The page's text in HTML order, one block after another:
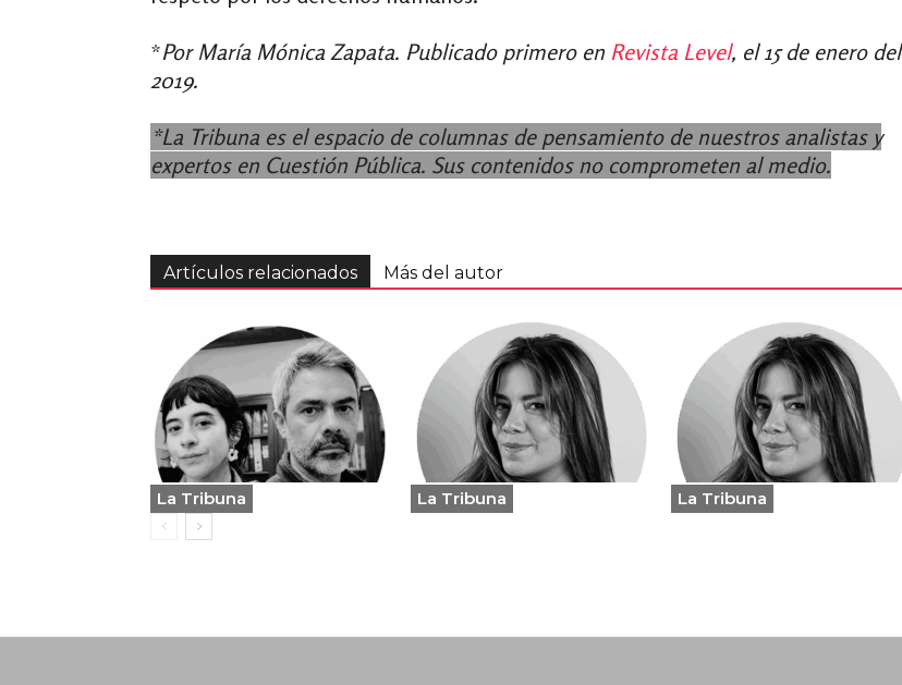
*Por María Mónica Zapata. Publicado primero en Revista Level, el 15 de enero del
2019.
*La Tribuna es el espacio de columnas de pensamiento de nuestros analistas y
expertos en Cuestión Pública. Sus contenidos no comprometen al medio.
Artículos relacionados Más del autor
La Tribuna La Tribuna La Tribuna